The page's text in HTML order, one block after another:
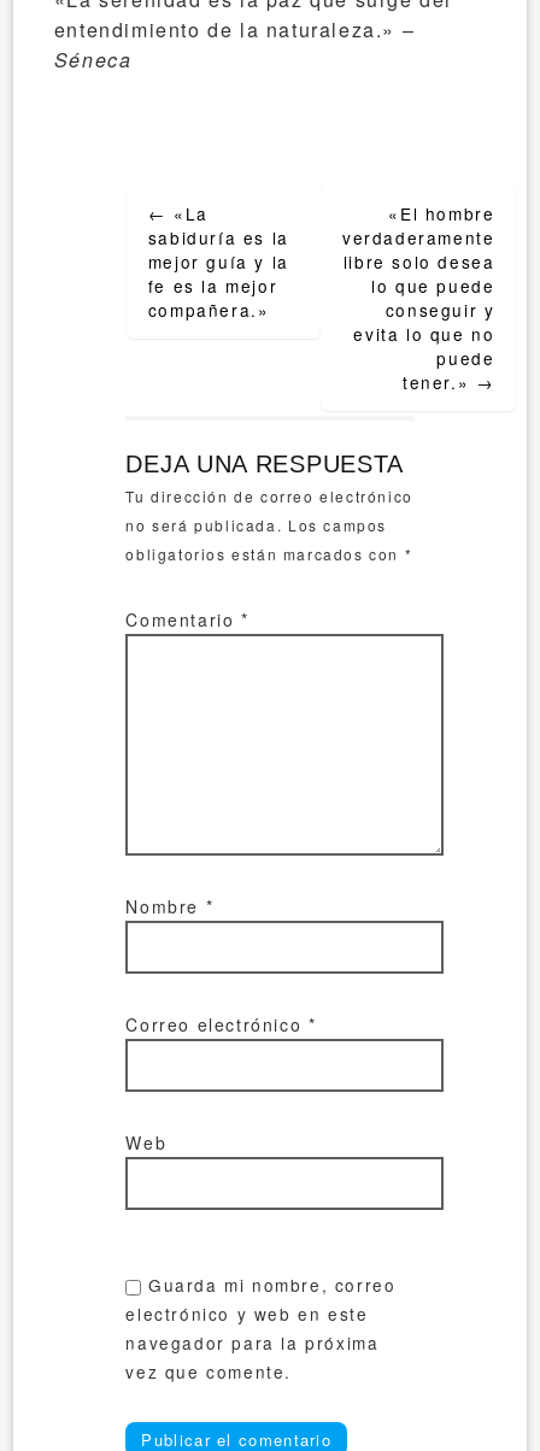
entendimiento de la naturaleza.» –
Séneca
navigation
← «La
sabiduría es la
mejor guía y la
fe es la mejor
compañera.»
«El hombre
verdaderamente
libre solo desea
lo que puede
conseguir y
evita lo que no
puede
tener.» →
DEJA UNA RESPUESTA
Tu dirección de correo electrónico
no será publicada. Los campos
obligatorios están marcados con *
Comentario*
Nombre *
Correo electrónico *
Web
Guarda mi nombre, correo
electrónico y web en este
navegador para la próxima
vez que comente.